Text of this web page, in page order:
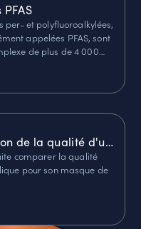
per- et polyfluoroalkylées,
appelées PFAS, sont
de plus de 4 000
aux propriétés
de la qualité d'un
métallique pour
ski par AFM
comparer la qualité
pour son masque de